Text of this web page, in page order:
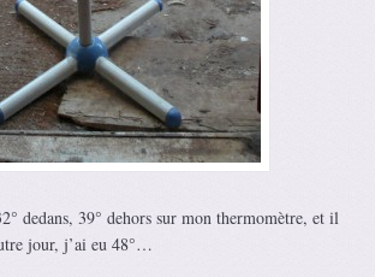
dedans, 39° dehors sur mon thermomètre, et il
jour, j’ai eu 48°…